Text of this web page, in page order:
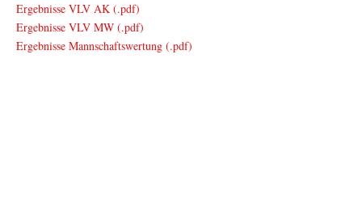
Ergebnisse VLV AK (.pdf)
Ergebnisse VLV MW (.pdf)
Ergebnisse Mannschaftswertung (.pdf)